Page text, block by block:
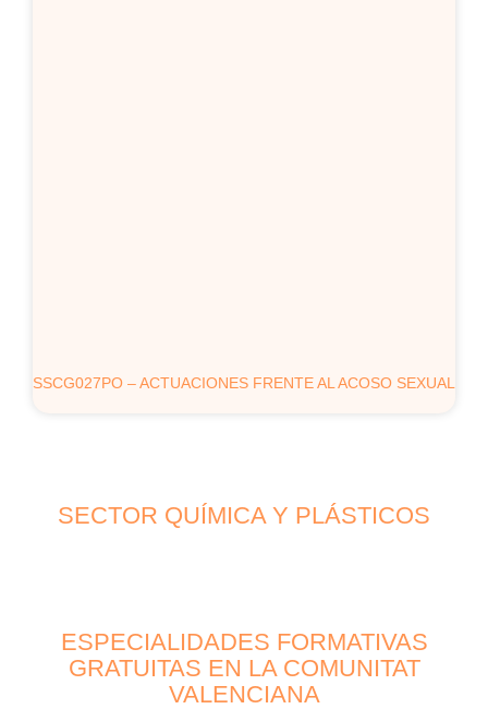
SSCG027PO – ACTUACIONES FRENTE AL ACOSO SEXUAL
SECTOR QUÍMICA Y PLÁSTICOS
ESPECIALIDADES FORMATIVAS
GRATUITAS EN LA COMUNITAT
VALENCIANA